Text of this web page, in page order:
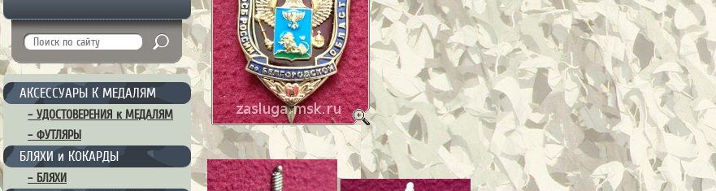
АКСЕССУАРЫ К МЕДАЛЯМ
– УДОСТОВЕРЕНИЯ к МЕДАЛЯМ
– ФУТЛЯРЫ
БЛЯХИ и КОКАРДЫ
– БЛЯХИ